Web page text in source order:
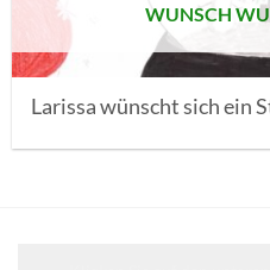
WUNSCH
Larissa wünscht sich ein